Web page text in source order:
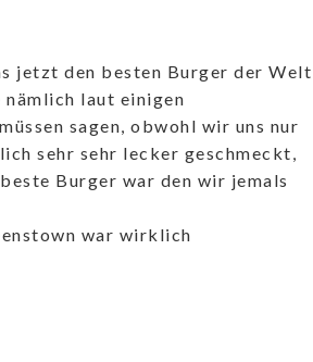
jetzt den besten Burger der Welt
laut einigen
sagen, obwohl wir uns nur
sehr sehr lecker geschmeckt,
Burger war den wir jemals
war wirklich